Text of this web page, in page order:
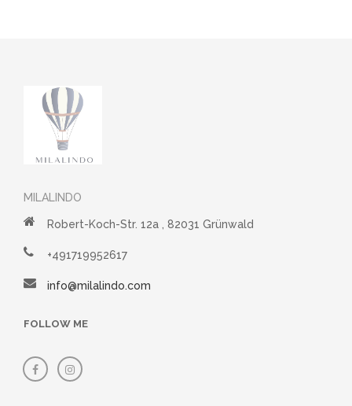
MILALINDO
Robert-Koch-Str. 12a , 82031 Grünwald
+491719952617
info@milalindo.com
FOLLOW ME